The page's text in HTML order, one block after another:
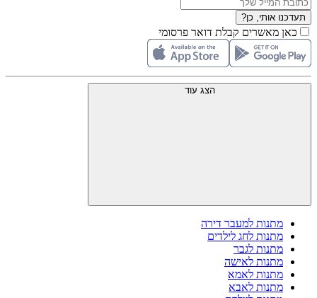
תעדכנו אותי, כן?
כאן מאשרים קבלת דואר פרסומי
הצג עוד
מתנות למעבר דירה
מתנות לחג לילדים
מתנות לגבר
מתנות לאישה
מתנות לאמא
מתנות לאבא